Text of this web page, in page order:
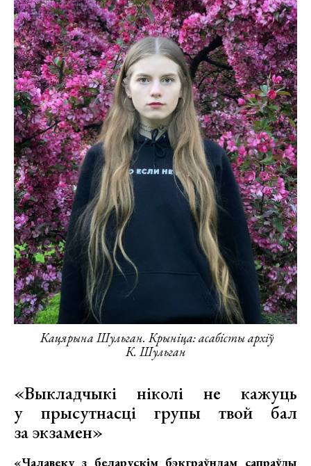
Кацярына Шульган. Крыніца: асабісты архіў
К. Шульган
«Выкладчыкі ніколі не кажуць
у прысутнасці групы твой бал
за экзамен»
«Чалавеку з беларускім бэкграўндам сапраўды